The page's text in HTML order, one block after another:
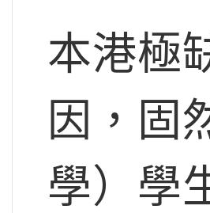
本港極
因，固
學）學